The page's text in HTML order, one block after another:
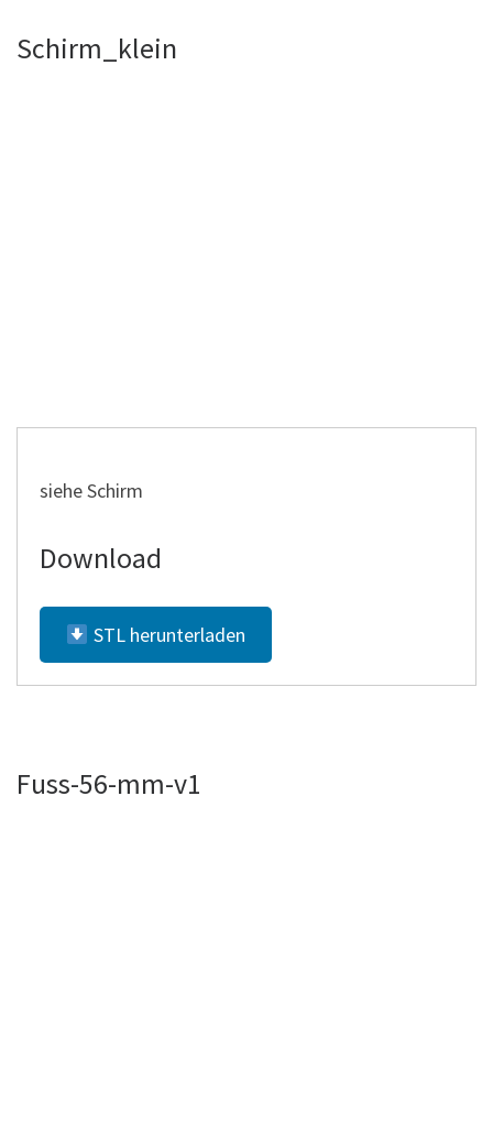
Schirm_klein
siehe Schirm
Download
STL herunterladen
Fuss-56-mm-v1